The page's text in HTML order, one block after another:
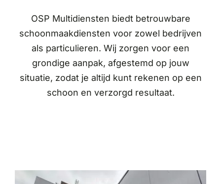
OSP Multidiensten biedt betrouwbare
schoonmaakdiensten voor zowel bedrijven
als particulieren. Wij zorgen voor een
grondige aanpak, afgestemd op jouw
situatie, zodat je altijd kunt rekenen op een
schoon en verzorgd resultaat.